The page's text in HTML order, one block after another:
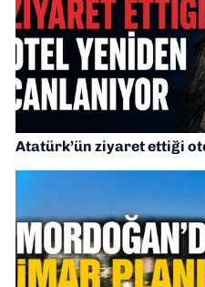
Atatürk’ün ziyaret ettiği